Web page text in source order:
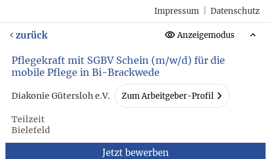
Impressum Datenschutz
zurück Anzeigemodus
Pflegekraft mit SGBV Schein (m/w/d) für die
mobile Pflege in Bi-Brackwede
Diakonie Gütersloh e.V. Zum Arbeitgeber-Profil
Teilzeit
Bielefeld
Jetzt bewerben